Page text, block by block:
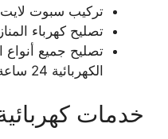
تركيب سبوت
تصليح كهرباء
تصليح جميع أنواع
الكهربائية 24 ساعة.
خدمات